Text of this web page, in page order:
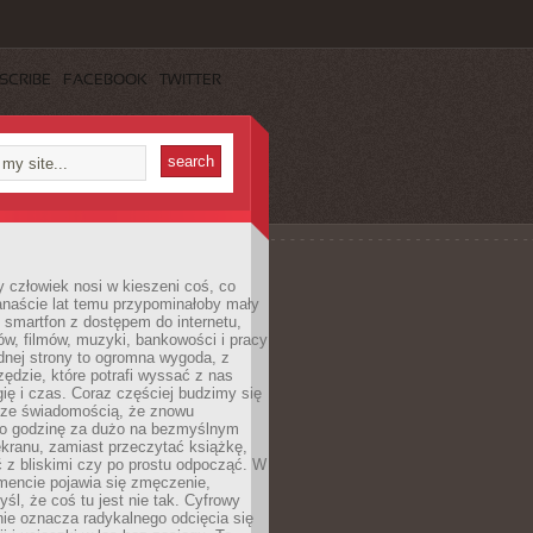
FACEBOOK TWITTER
człowiek nosi w kieszeni coś, co
lat temu przypominałoby mały
z dostępem do internetu,
filmów, muzyki, bankowości i pracy
strony to ogromna wygoda, z
które potrafi wyssać z nas
i czas. Coraz częściej budzimy się
świadomością, że znowu
godzinę za dużo na bezmyślnym
zamiast przeczytać książkę,
z bliskimi czy po prostu odpocząć. W
pojawia się zmęczenie,
że coś tu jest nie tak. Cyfrowy
oznacza radykalnego odcięcia się